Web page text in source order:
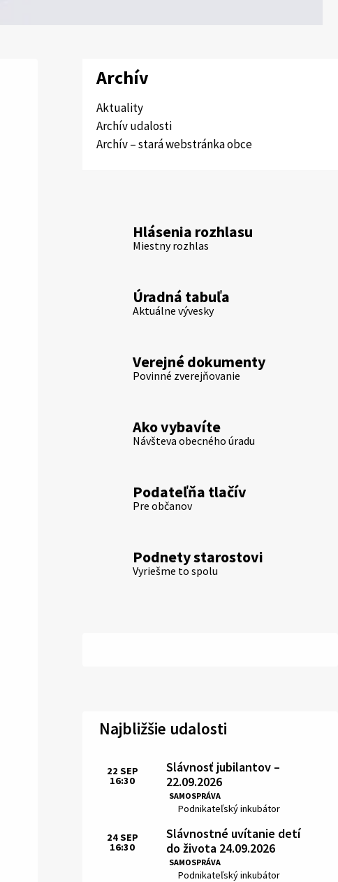
Archív
Aktuality
Archív udalosti
Archív – stará webstránka obce
Hlásenia rozhlasu
Miestny rozhlas
Úradná tabuľa
Aktuálne vývesky
Verejné dokumenty
Povinné zverejňovanie
Ako vybavíte
Návšteva obecného úradu
Podateľňa tlačív
Pre občanov
Podnety starostovi
Vyriešme to spolu
Najbližšie udalosti
Slávnosť jubilantov –
22.09.2026
SAMOSPRÁVA
Miesto:
Podnikateľský inkubátor
Čas:
22 SEP
16:30
Slávnostné uvítanie detí
do života 24.09.2026
SAMOSPRÁVA
Miesto:
Podnikateľský inkubátor
Čas:
24SEP
16:30